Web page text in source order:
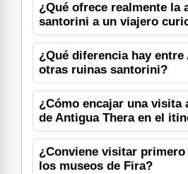
¿Qué ofrece realmente la
santorini a un viajero
¿Qué diferencia hay
otras ruinas santorini?
¿Cómo encajar una visita
de Antigua Thera en el
¿Conviene visitar
los museos de Fira?